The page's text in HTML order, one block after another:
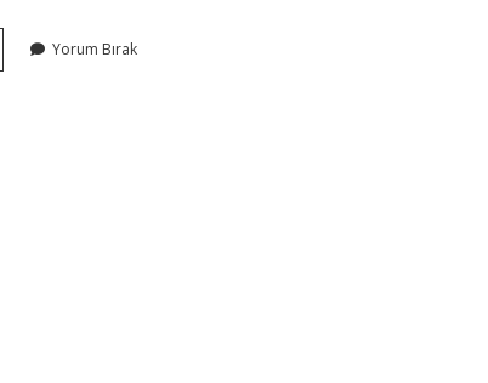
Yorum Bırak